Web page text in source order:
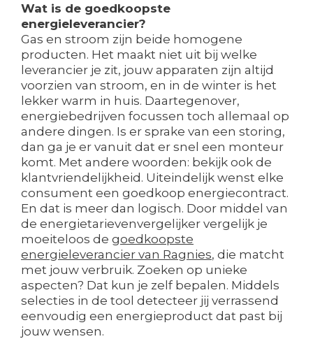
Wat is de goedkoopste
energieleverancier?
Gas en stroom zijn beide homogene
producten. Het maakt niet uit bij welke
leverancier je zit, jouw apparaten zijn altijd
voorzien van stroom, en in de winter is het
lekker warm in huis. Daartegenover,
energiebedrijven focussen toch allemaal op
andere dingen. Is er sprake van een storing,
dan ga je er vanuit dat er snel een monteur
komt. Met andere woorden: bekijk ook de
klantvriendelijkheid. Uiteindelijk wenst elke
consument een goedkoop energiecontract.
En dat is meer dan logisch. Door middel van
de energietarievenvergelijker vergelijk je
moeiteloos de goedkoopste
energieleverancier van Ragnies, die matcht
met jouw verbruik. Zoeken op unieke
aspecten? Dat kun je zelf bepalen. Middels
selecties in de tool detecteer jij verrassend
eenvoudig een energieproduct dat past bij
jouw wensen.